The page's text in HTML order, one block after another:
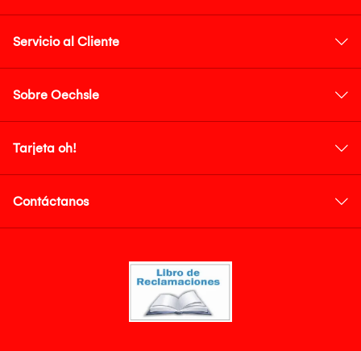
Servicio al Cliente
Sobre Oechsle
Tarjeta oh!
Contáctanos